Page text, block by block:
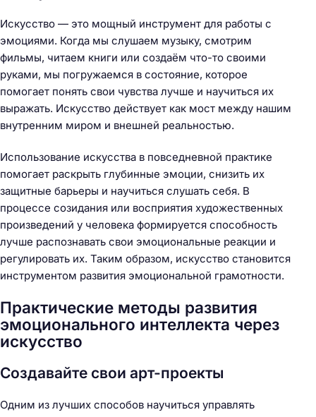
Искусство — это мощный инструмент для работы с
эмоциями. Когда мы слушаем музыку, смотрим
фильмы, читаем книги или создаём что-то своими
руками, мы погружаемся в состояние, которое
помогает понять свои чувства лучше и научиться их
выражать. Искусство действует как мост между нашим
внутренним миром и внешней реальностью.
Использование искусства в повседневной практике
помогает раскрыть глубинные эмоции, снизить их
защитные барьеры и научиться слушать себя. В
процессе созидания или восприятия художественных
произведений у человека формируется способность
лучше распознавать свои эмоциональные реакции и
регулировать их. Таким образом, искусство становится
инструментом развития эмоциональной грамотности.
Практические методы развития
эмоционального интеллекта через
искусство
Создавайте свои арт-проекты
Одним из лучших способов научиться управлять